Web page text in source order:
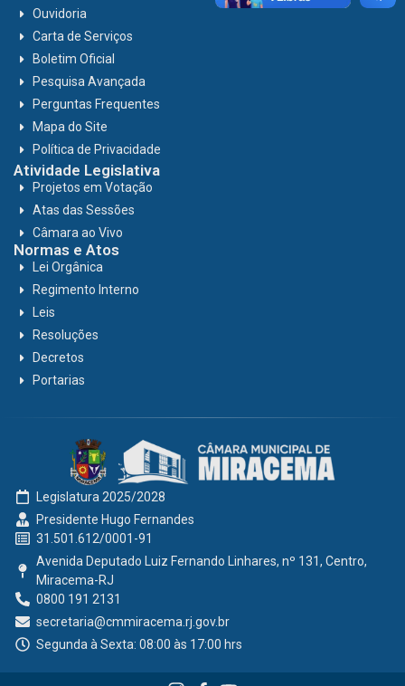
Ouvidoria
Carta de Serviços
Boletim Oficial
Pesquisa Avançada
Perguntas Frequentes
Mapa do Site
Política de Privacidade
Atividade Legislativa
Projetos em Votação
Atas das Sessões
Câmara ao Vivo
Normas e Atos
Lei Orgânica
Regimento Interno
Leis
Resoluções
Decretos
Portarias
Legislatura 2025/2028
Presidente Hugo Fernandes
31.501.612/0001-91
Avenida Deputado Luiz Fernando Linhares, nº 131, Centro,
Miracema-RJ
0800 191 2131
secretaria@cmmiracema.rj.gov.br
Segunda à Sexta: 08:00 às 17:00 hrs